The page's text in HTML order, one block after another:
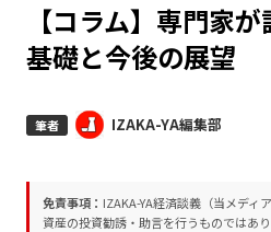
【コラム】専門家
基礎と今後の展望
筆者 IZAKA-YA編集部
免責事項： IZAKA-YA経済談義（当メディ
資産の投資勧誘・助言を行うものではあ